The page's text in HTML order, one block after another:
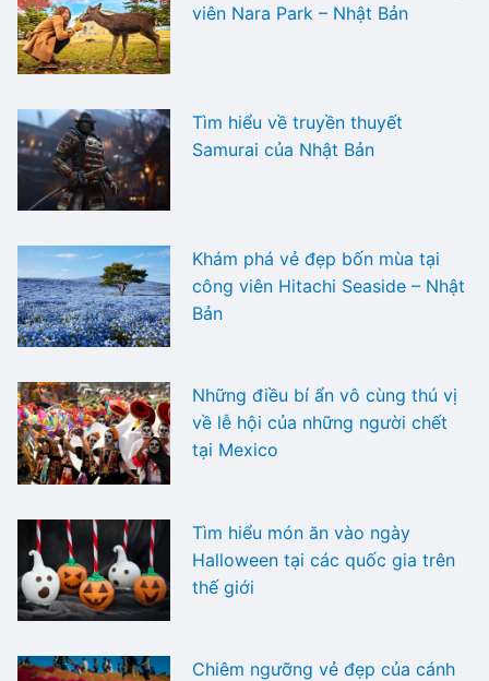
viên Nara Park – Nhật Bản
Tìm hiểu về truyền thuyết
Samurai của Nhật Bản
Khám phá vẻ đẹp bốn mùa tại
công viên Hitachi Seaside – Nhật
Bản
Những điều bí ẩn vô cùng thú vị
về lễ hội của những người chết
tại Mexico
Tìm hiểu món ăn vào ngày
Halloween tại các quốc gia trên
thế giới
Chiêm ngưỡng vẻ đẹp của cánh